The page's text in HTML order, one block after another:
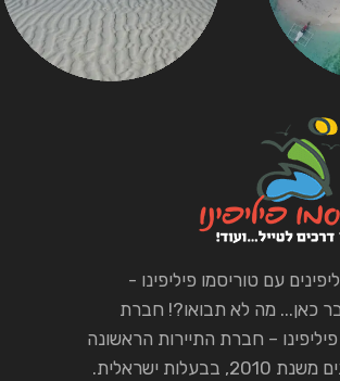
עם טוריסמו פיליפינו -
כאן... מה לא תבואו?! חברת
פיליפינו – חברת התיירות הראשונה
בבעלות ישראלית.